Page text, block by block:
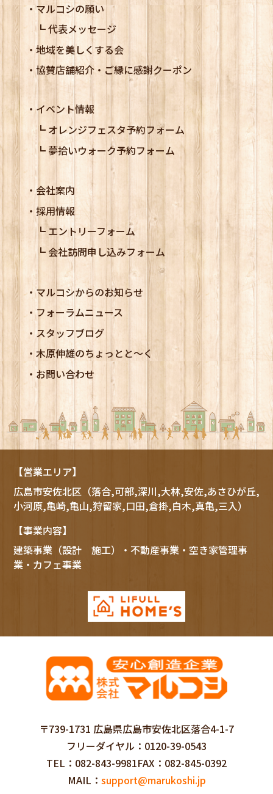
マルコシの願い
代表メッセージ
地域を美しくする会
協賛店舗紹介・ご縁に感謝クーポン
イベント情報
オレンジフェスタ予約フォーム
夢拾いウォーク予約フォーム
会社案内
採用情報
エントリーフォーム
会社訪問申し込みフォーム
マルコシからのお知らせ
フォーラムニュース
スタッフブログ
木原伸雄のちょっとと～く
お問い合わせ
【営業エリア】
広島市安佐北区（落合,可部,深川,大林,安佐,あさひが丘,
小河原,亀崎,亀山,狩留家,口田,倉掛,白木,真亀,三入）
【事業内容】
建築事業（設計 施工）・不動産事業・空き家管理事
業・カフェ事業
〒739-1731 広島県広島市安佐北区落合4-1-7
フリーダイヤル
0120-39-0543
TEL
082-843-9981FAX
082-845-0392
MAIL
support@marukoshi.jp